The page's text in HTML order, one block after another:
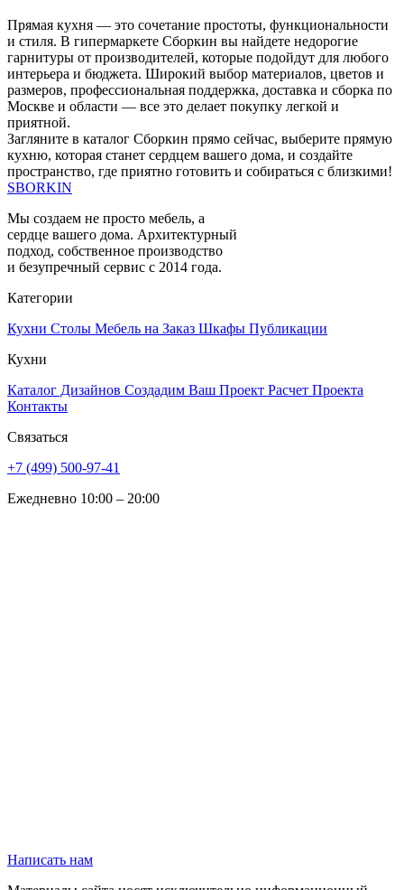
Прямая кухня — это сочетание простоты, функциональности
и стиля. В гипермаркете Сборкин вы найдете недорогие
гарнитуры от производителей, которые подойдут для любого
интерьера и бюджета. Широкий выбор материалов, цветов и
размеров, профессиональная поддержка, доставка и сборка по
Москве и области — все это делает покупку легкой и
приятной.
Загляните в каталог Сборкин прямо сейчас, выберите прямую
кухню, которая станет сердцем вашего дома, и создайте
пространство, где приятно готовить и собираться с близкими!
SBORKIN
Мы создаем не просто мебель, а
сердце вашего дома. Архитектурный
подход, собственное производство
и безупречный сервис с 2014 года.
Категории
Кухни Столы Мебель на Заказ Шкафы Публикации
Кухни
Каталог Дизайнов Создадим Ваш Проект Расчет Проекта
Контакты
Связаться
+7 (499) 500-97-41
Ежедневно 10:00 – 20:00
Написать нам